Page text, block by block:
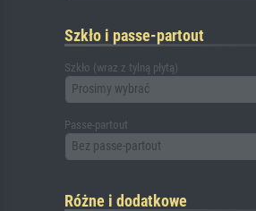
Szkło i passe-partout
Szkło (wraz z tylną płytą)
Prosimy wybrać
Passe-partout
Bez passe-partout
Różne i dodatkowe